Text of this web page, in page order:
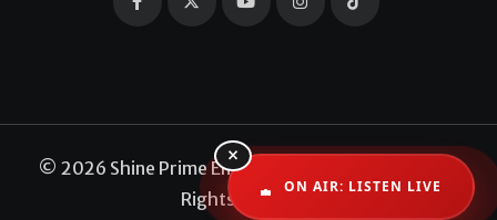
© 2026 Shine Prime Entertainment Production. All
Rights Reserved
×
ON AIR: LISTEN LIVE